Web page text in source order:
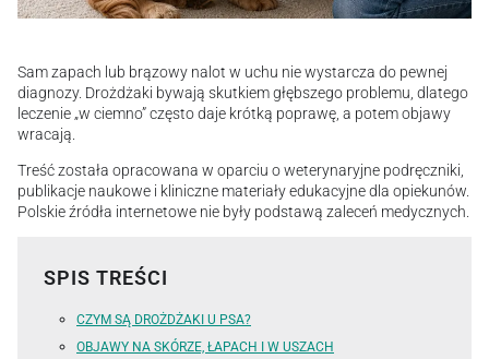
Sam zapach lub brązowy nalot w uchu nie wystarcza do pewnej
diagnozy. Drożdżaki bywają skutkiem głębszego problemu, dlatego
leczenie „w ciemno” często daje krótką poprawę, a potem objawy
wracają.
Treść została opracowana w oparciu o weterynaryjne podręczniki,
publikacje naukowe i kliniczne materiały edukacyjne dla opiekunów.
Polskie źródła internetowe nie były podstawą zaleceń medycznych.
SPIS TREŚCI
CZYM SĄ DROŻDŻAKI U PSA?
OBJAWY NA SKÓRZE, ŁAPACH I W USZACH